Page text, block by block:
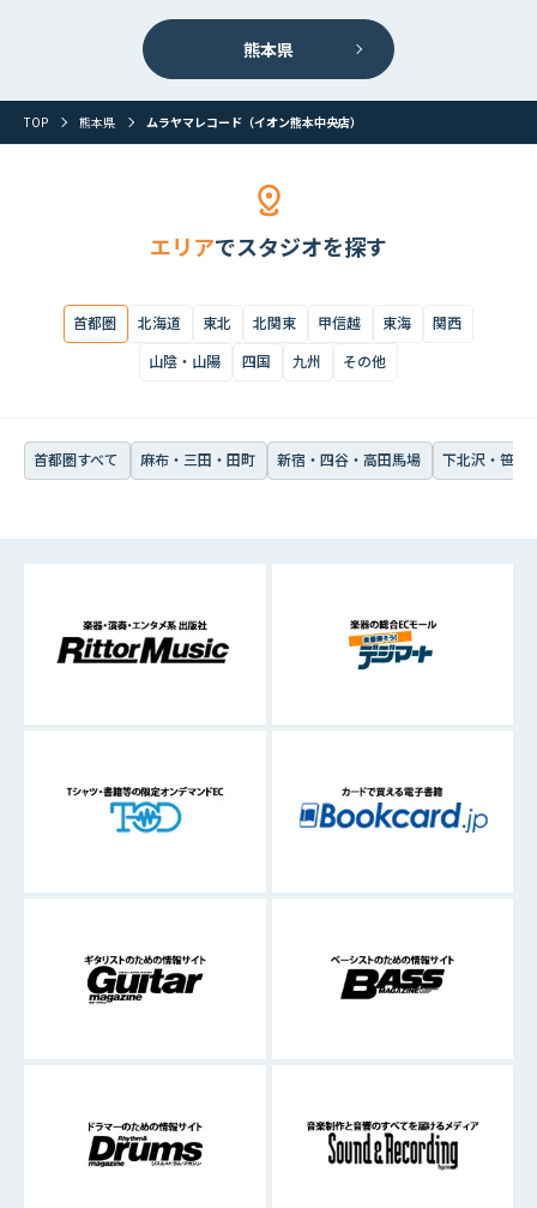
北海道 東北 北関東 甲信越
四国 九州 その他
熊本県
TOP 熊本県 ムラヤマレコード（イオン熊本中央店）
エリアでスタジオを探す
首都圏 北海道 東北 北関東 甲信越 東海
関西
山陰・山陽
四国 九州 その他
首都圏すべて 麻布・三田・田町 新宿・四谷・高田馬場 下北沢・笹塚